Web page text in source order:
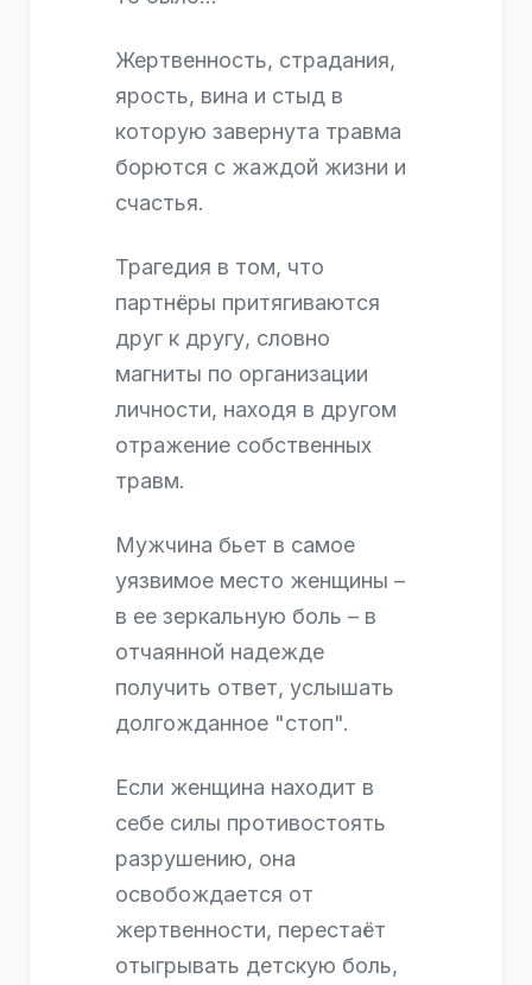
Жертвенность, страдания,
ярость, вина и стыд в
которую завернута травма
борются с жаждой жизни и
счастья.
Трагедия в том, что
партнёры притягиваются
друг к другу, словно
магниты по организации
личности, находя в другом
отражение собственных
травм.
Мужчина бьет в самое
уязвимое место женщины –
в ее зеркальную боль – в
отчаянной надежде
получить ответ, услышать
долгожданное "стоп".
Если женщина находит в
себе силы противостоять
разрушению, она
освобождается от
жертвенности, перестаёт
отыгрывать детскую боль,